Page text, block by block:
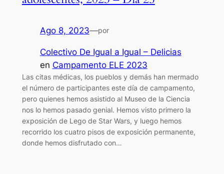
Ago 8, 2023—por
Colectivo De Igual a Igual – Delicias
en Campamento ELE 2023
Las citas médicas, los pueblos y demás han mermado
el número de participantes este día de campamento,
pero quienes hemos asistido al Museo de la Ciencia
nos lo hemos pasado genial. Hemos visto primero la
exposición de Lego de Star Wars, y luego hemos
recorrido los cuatro pisos de exposición permanente,
donde hemos disfrutado con…